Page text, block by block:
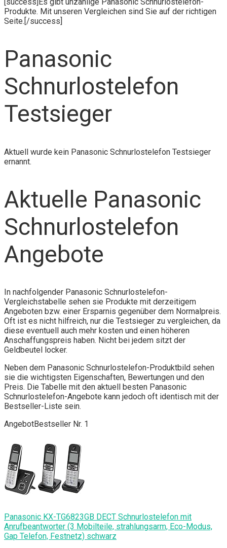
Produkte. Mit unseren Vergleichen sind Sie auf der richtigen
Seite.[/success]
Panasonic
Schnurlostelefon
Testsieger
Aktuell wurde kein Panasonic Schnurlostelefon Testsieger
ernannt.
Aktuelle Panasonic
Schnurlostelefon
Angebote
In nachfolgender Panasonic Schnurlostelefon-
Vergleichstabelle sehen sie Produkte mit derzeitigem
Angeboten bzw. einer Ersparnis gegenüber dem Normalpreis.
Oft ist es nicht hilfreich, nur die Testsieger zu vergleichen, da
diese eventuell auch mehr kosten und einen höheren
Anschaffungspreis haben. Nicht bei jedem sitzt der
Geldbeutel locker.
Neben dem Panasonic Schnurlostelefon-Produktbild sehen
sie die wichtigsten Eigenschaften, Bewertungen und den
Preis. Die Tabelle mit den aktuell besten Panasonic
Schnurlostelefon-Angebote kann jedoch oft identisch mit der
Bestseller-Liste sein.
AngebotBestseller Nr. 1
Panasonic KX-TG6823GB DECT Schnurlostelefon mit
Anrufbeantworter (3 Mobilteile, strahlungsarm, Eco-Modus,
Gap Telefon, Festnetz) schwarz